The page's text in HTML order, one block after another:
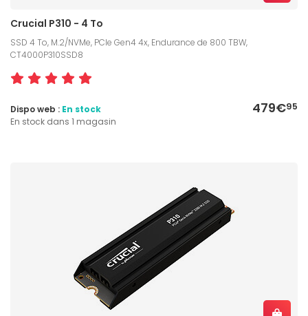
Crucial P310 - 4 To
SSD 4 To, M.2/NVMe, PCIe Gen4 4x, Endurance de 800 TBW,
CT4000P310SSD8
479€95
Dispo web : En stock
En stock dans 1 magasin